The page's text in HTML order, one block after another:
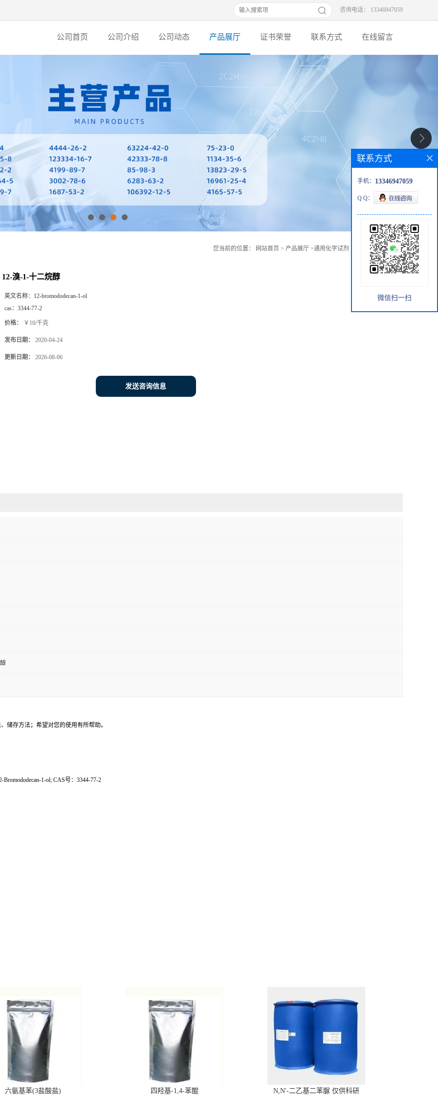
咨询电话： 13346947059
公司首页 公司介绍 公司动态 产品展厅 证书荣誉 联系方式 在线留言
您当前的位置： 网站首页 > 产品展厅 >通用化学试剂 > 12-溴-1-十二烷醇
12-溴-1-十二烷醇
英文名称： 12-bromododecan-1-ol
cas： 3344-77-2
价格： ￥10/千克
发布日期： 2020-04-24
更新日期： 2026-08-06
发送咨询信息
储存方法；希望对您的使用有所帮助。
1-ol; CAS号：3344-77-2
六氨基苯(3盐酸盐) 四羟基-1,4-苯醌 N,N'-二乙基二苯脲 仅供科研
联系方式
手机： 13346947059
Q Q：
微信扫一扫